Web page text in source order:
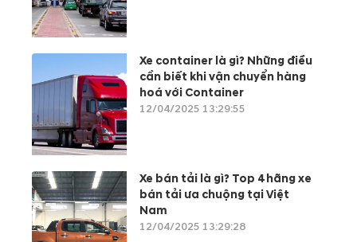
Xe container là gì? Những điều
cần biết khi vận chuyển hàng
hoá với Container
12/04/2025 13:29:55
Xe bán tải là gì? Top 4 hãng xe
bán tải ưa chuộng tại Việt
Nam
12/04/2025 13:29:28